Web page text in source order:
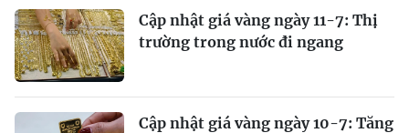
Cập nhật giá vàng ngày 11-7: Thị
trường trong nước đi ngang
Cập nhật giá vàng ngày 10-7: Tăng